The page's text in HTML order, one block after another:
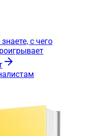
с чего